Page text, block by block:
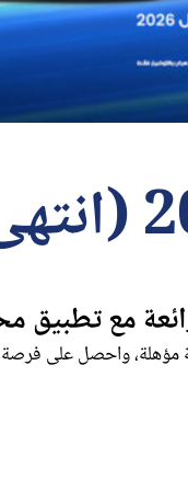
مع تطبيق
مؤهلة، واحصل على